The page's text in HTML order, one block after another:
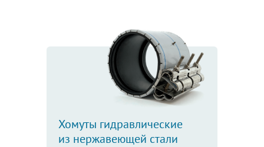
Хомуты гидравлические
из нержавеющей стали